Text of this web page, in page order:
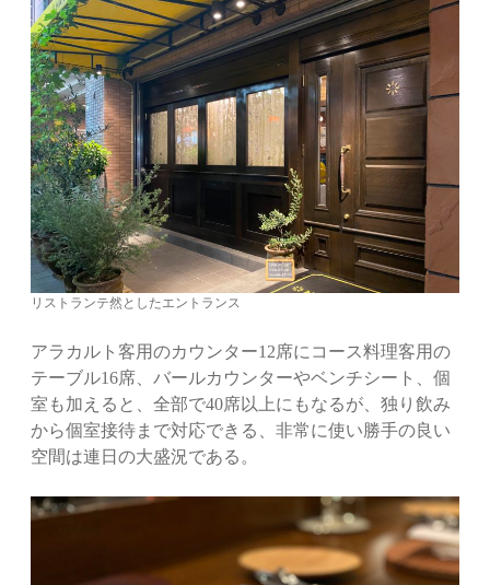
リストランテ然としたエントランス
アラカルト客用のカウンター12席にコース料理客用の
テーブル16席、バールカウンターやベンチシート、個
室も加えると、全部で40席以上にもなるが、独り飲み
から個室接待まで対応できる、非常に使い勝手の良い
空間は連日の大盛況である。